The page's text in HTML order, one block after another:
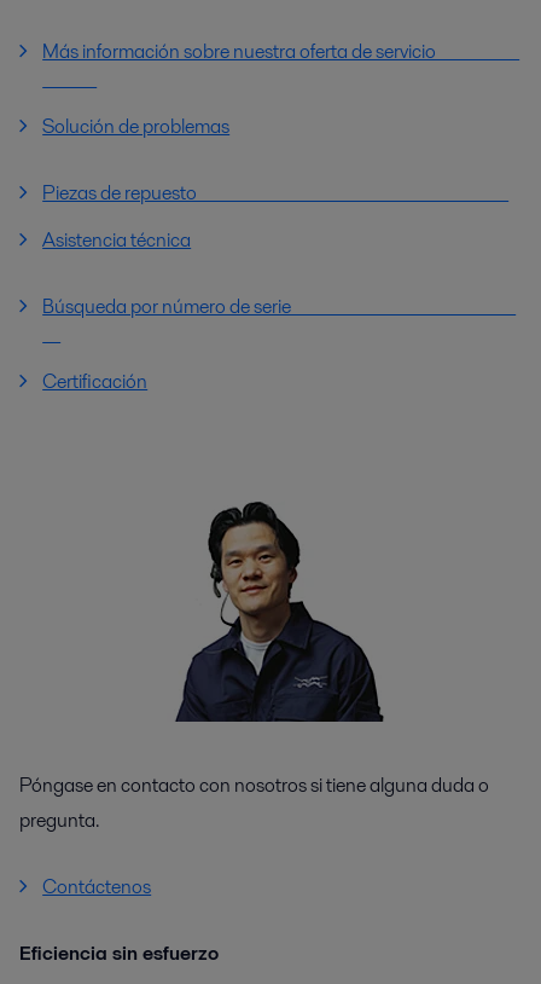
Más información sobre nuestra oferta de servicio
Solución de problemas
Piezas de repuesto
Asistencia técnica
Búsqueda por número de serie
Certificación
Póngase en contacto con nosotros si tiene alguna duda o
pregunta.
Contáctenos
Eficiencia sin esfuerzo